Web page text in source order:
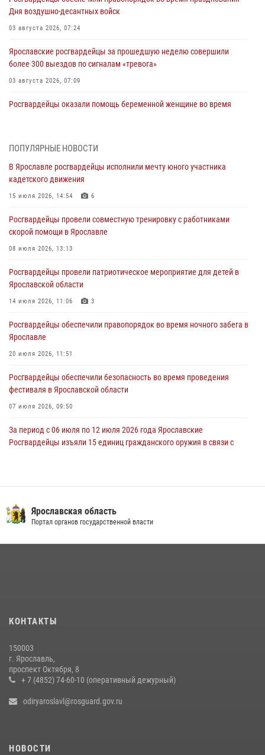
Дня воздушно-десантных войск
03 августа 2026, 07:24
Ярославские росгвардейцы за прошедшую неделю совершили
более 300 выездов по сигналам «тревога»
03 августа 2026, 07:09
Росгвардейцы оказали помощь беременной женщине во время
Росгвардейцы изъяли 41 единицу гражданского оружия в связи с
нарушением законодательства
30 июля 2026, 11:51
В региональном управлении Росгвардии состоялся молебен,
приуроченный к празднику Крещения Руси
28 июля 2026, 14:56
Ярославские росгвардейцы за прошедшую неделю совершили
более 250 выездов по сигналам «Тревога»
27 июля 2026, 08:59
Росгвардейцы обеспечили правопорядок во время массового
забега в Ярославле
27 июля 2026, 07:16
ПОПУЛЯРНЫЕ НОВОСТИ
В Ярославле росгвардейцы исполнили мечту юного участника
кадетского движения
15 июля 2026, 14:54 6
Росгвардейцы провели совместную тренировку с работниками
скорой помощи в Ярославле
08 июля 2026, 13:13
Росгвардейцы провели патриотическое мероприятие для детей в
Ярославской области
14 июля 2026, 11:06 3
Росгвардейцы обеспечили правопорядок во время ночного забега в
Ярославле
20 июля 2026, 11:51
Росгвардейцы обеспечили безопасность во время проведения
фестиваля в Ярославской области
07 июля 2026, 09:50
За период с 06 июля по 12 июля 2026 года Ярославские
Росгвардейцы изъяли 15 единиц гражданского оружия в связи с
Росгвардейцы изъяли 20 единиц гражданского оружия в связи с
нарушением законодательства
в Ярославской области
ЯРОСЛАВСКИЕ РОСГВАРДЕЙЦЫ ЗА ПРОШЕДШУЮ НЕДЕЛЮ
СОВЕРШИЛИ БОЛЕЕ 300 ВЫЕЗДОВ ПО СИГНАЛАМ «ТРЕВОГА»
Ярославская область
Портал органов государственной власти
КОНТАКТЫ
150003
г. Ярославль,
проспект Октября, 8
+ 7 (4852) 74-60-10 (оперативный дежурный)
odiryaroslavl@rosguard.gov.ru
НОВОСТИ